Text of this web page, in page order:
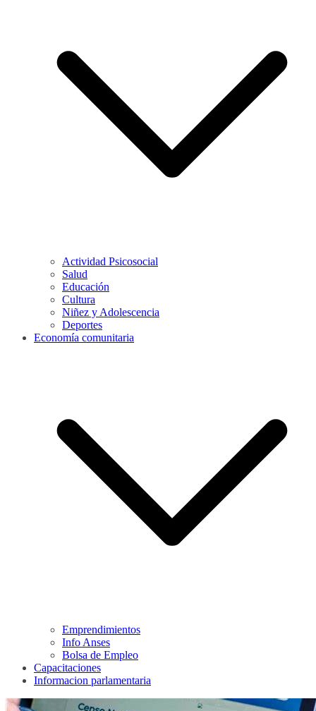
Actividad Psicosocial
Salud
Educación
Cultura
Niñez y Adolescencia
Deportes
Economía comunitaria
Emprendimientos
Info Anses
Bolsa de Empleo
Capacitaciones
Informacion parlamentaria